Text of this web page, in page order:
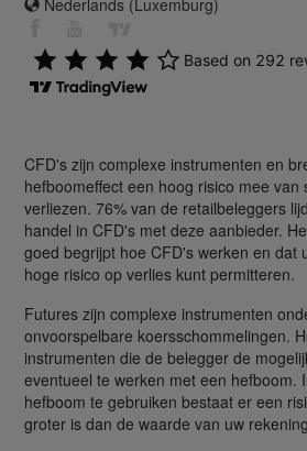
Nederlands (Luxemburg)
CFD's zijn complexe instrumenten en
hefboomeffect een hoog risico mee van
verliezen. 76% van de retailbeleggers
handel in CFD's met deze aanbieder.
goed begrijpt hoe CFD's werken en dat
hoge risico op verlies kunt permitteren.
Futures zijn complexe instrumenten
onvoorspelbare koersschommelingen.
instrumenten die de belegger de
eventueel te werken met een hefboom.
hefboom te gebruiken bestaat er een
groter is dan de waarde van uw